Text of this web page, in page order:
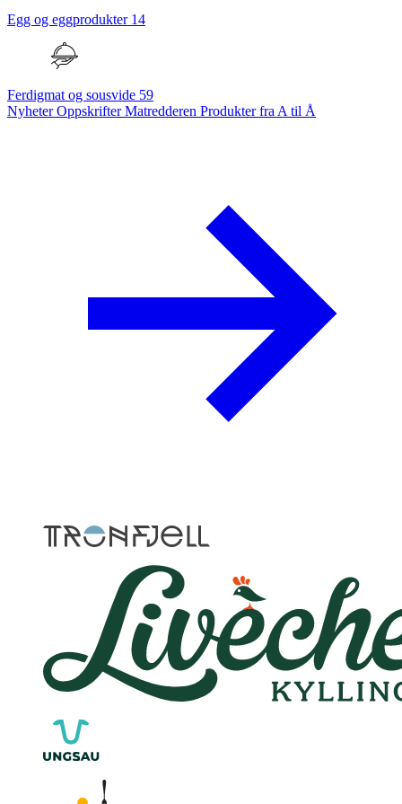
Egg og eggprodukter 14
Ferdigmat og sousvide 59
NyheterOppskrifterMatredderen Produkter fra A til Å